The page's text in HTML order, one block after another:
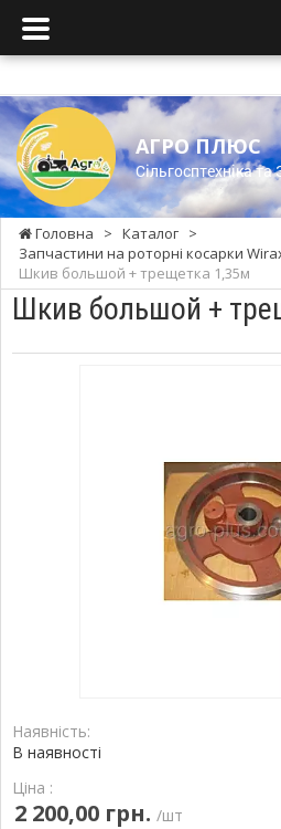
АГРО ПЛЮС
Cільгосптехніка
Головна > Каталог >
Запчастини на роторні косарки
Шкив большой + трещетка 1,35м
Шкив большой +
Наявність:
В наявності
Ціна :
2 200,00 грн. /шт